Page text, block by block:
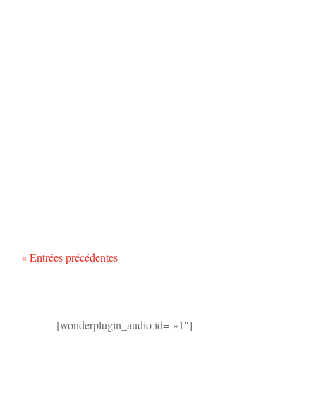
« Entrées précédentes
[wonderplugin_audio id= »1″]